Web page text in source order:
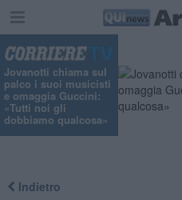
Jovanotti chiama sul
palco i suoi musicisti
e omaggia Guccini:
«Tutti noi gli
dobbiamo qualcosa»
Indietro